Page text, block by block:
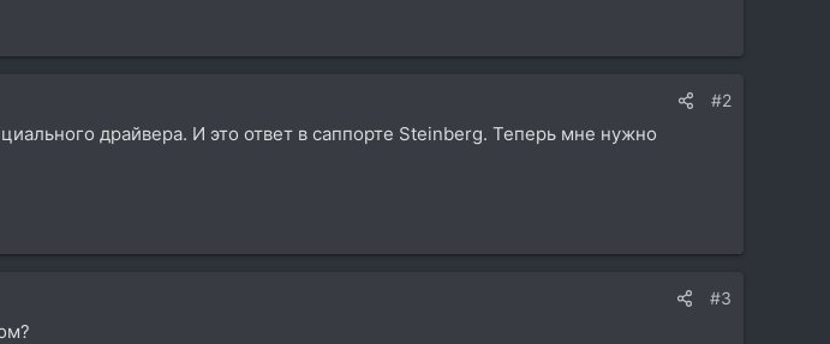
#2
драйвера. И это ответ в саппорте Steinberg. Теперь мне нужно
#3